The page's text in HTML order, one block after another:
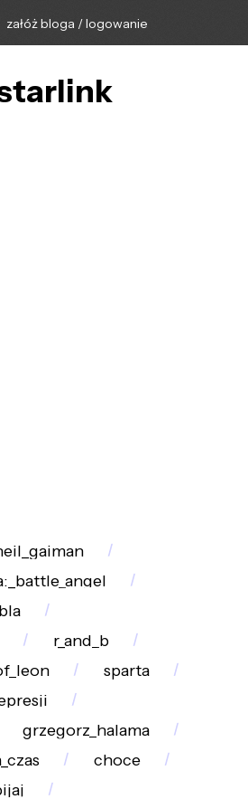
załóż bloga / logowanie
r_and_b
sparta
grzegorz_halama
choce